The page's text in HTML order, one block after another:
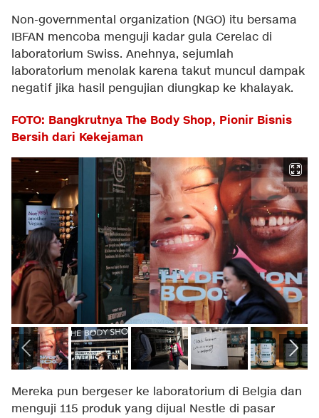
Non-governmental organization (NGO) itu bersama
IBFAN mencoba menguji kadar gula Cerelac di
laboratorium Swiss. Anehnya, sejumlah
laboratorium menolak karena takut muncul dampak
negatif jika hasil pengujian diungkap ke khalayak.
FOTO: Bangkrutnya The Body Shop, Pionir Bisnis
Bersih dari Kekejaman
Mereka pun bergeser ke laboratorium di Belgia dan
menguji 115 produk yang dijual Nestle di pasar